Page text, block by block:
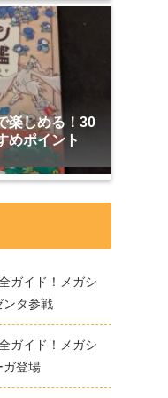
楽しめる！30
めポイント
ガイド！メガシ
ンタ参戦
ガイド！メガシ
ガ登場